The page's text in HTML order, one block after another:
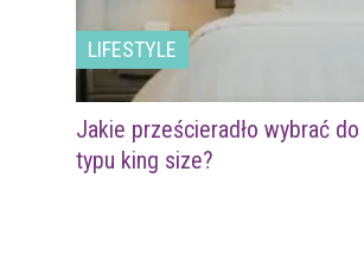
LIFESTYLE
Jakie prześcieradło wybrać do
typu king size?